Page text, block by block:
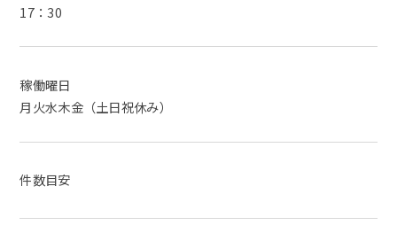
17：30
稼働曜日
月火水木金（土日祝休み）
件数目安